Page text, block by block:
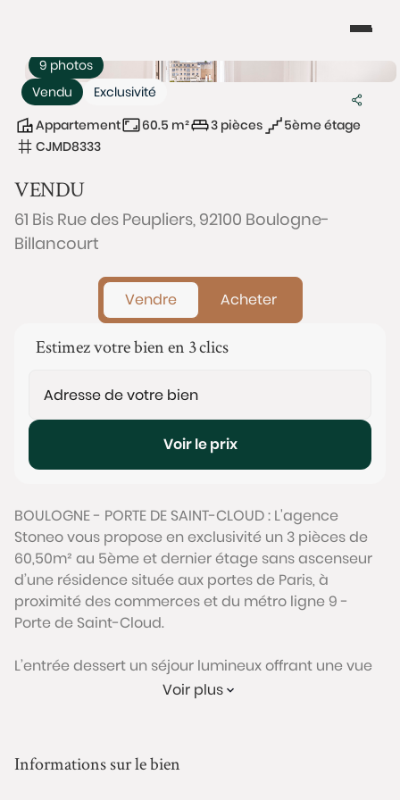
Vendu Exclusivité
9 photos
Appartement 60.5 m² 3 pièces
5ème étage
CJMD8333
VENDU
61 Bis Rue des Peupliers, 92100 Boulogne-
Billancourt
Vendre Acheter
Estimez votre bien en 3 clics
Voir le prix
BOULOGNE - PORTE DE SAINT-CLOUD : L'agence
Stoneo vous propose en exclusivité un 3 pièces de
60,50m² au 5ème et dernier étage sans ascenseur
d’une résidence située aux portes de Paris, à
proximité des commerces et du métro ligne 9 -
Porte de Saint-Cloud.
L’entrée dessert un séjour lumineux offrant une vue
dégagée et donnant sur un environnement calme. Il
L’espace nuit s’organise autour de deux chambres
Voir plus
Informations sur le bien